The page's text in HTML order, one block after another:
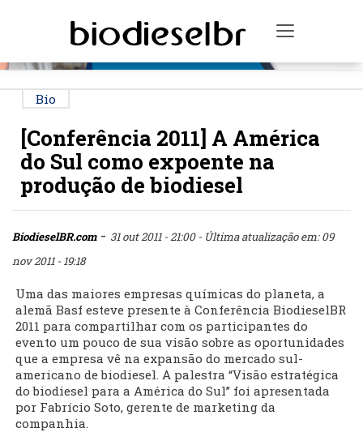
Toggle
Bio
[Conferência 2011] A América
do Sul como expoente na
produção de biodiesel
BiodieselBR.com- 31 out 2011 - 21:00 - Última atualização em: 09
nov 2011 - 19:18
Uma das maiores empresas químicas do planeta, a
alemã Basf esteve presente à Conferência BiodieselBR
2011 para compartilhar com os participantes do
evento um pouco de sua visão sobre as oportunidades
que a empresa vê na expansão do mercado sul-
americano de biodiesel. A palestra “Visão estratégica
do biodiesel para a América do Sul” foi apresentada
por Fabrício Soto, gerente de marketing da
companhia.